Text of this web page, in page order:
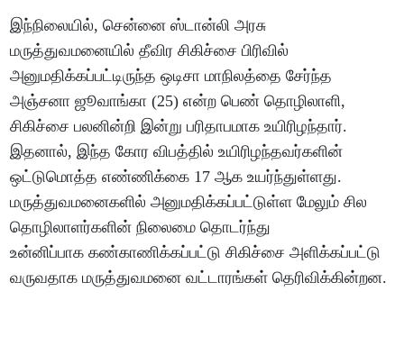
இந்நிலையில், சென்னை ஸ்டான்லி அரசு
மருத்துவமனையில் தீவிர சிகிச்சை பிரிவில்
அனுமதிக்கப்பட்டிருந்த ஒடிசா மாநிலத்தை சேர்ந்த
அஞ்சனா ஜூவாங்கா (25) என்ற பெண் தொழிலாளி,
சிகிச்சை பலனின்றி இன்று பரிதாபமாக உயிரிழந்தார்.
இதனால், இந்த கோர விபத்தில் உயிரிழந்தவர்களின்
ஒட்டுமொத்த எண்ணிக்கை 17 ஆக உயர்ந்துள்ளது.
மருத்துவமனைகளில் அனுமதிக்கப்பட்டுள்ள மேலும் சில
தொழிலாளர்களின் நிலைமை தொடர்ந்து
உன்னிப்பாக கண்காணிக்கப்பட்டு சிகிச்சை அளிக்கப்பட்டு
வருவதாக மருத்துவமனை வட்டாரங்கள் தெரிவிக்கின்றன.